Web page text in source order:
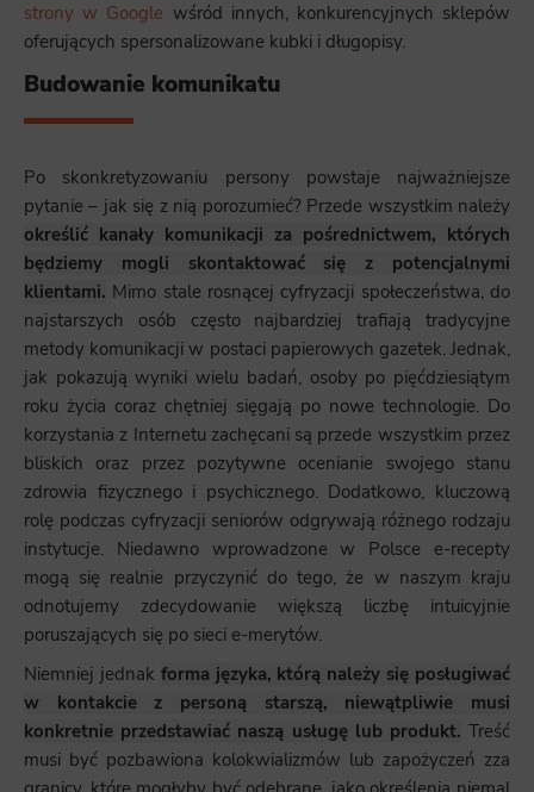
strony w Google wśród innych, konkurencyjnych sklepów
oferujących spersonalizowane kubki i długopisy.
Budowanie komunikatu
Po skonkretyzowaniu persony powstaje najważniejsze
pytanie – jak się z nią porozumieć? Przede wszystkim należy
określić kanały komunikacji za pośrednictwem, których
będziemy mogli skontaktować się z potencjalnymi
klientami. Mimo stale rosnącej cyfryzacji społeczeństwa, do
najstarszych osób często najbardziej trafiają tradycyjne
metody komunikacji w postaci papierowych gazetek. Jednak,
jak pokazują wyniki wielu badań, osoby po pięćdziesiątym
roku życia coraz chętniej sięgają po nowe technologie. Do
korzystania z Internetu zachęcani są przede wszystkim przez
bliskich oraz przez pozytywne ocenianie swojego stanu
zdrowia fizycznego i psychicznego. Dodatkowo, kluczową
rolę podczas cyfryzacji seniorów odgrywają różnego rodzaju
instytucje. Niedawno wprowadzone w Polsce e-recepty
mogą się realnie przyczynić do tego, że w naszym kraju
odnotujemy zdecydowanie większą liczbę intuicyjnie
poruszających się po sieci e-merytów.
Niemniej jednak forma języka, którą należy się posługiwać
w kontakcie z personą starszą, niewątpliwie musi
konkretnie przedstawiać naszą usługę lub produkt. Treść
musi być pozbawiona kolokwializmów lub zapożyczeń zza